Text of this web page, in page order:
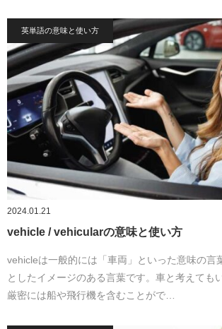
英単語の意味と使い方
2024.01.21
vehicle / vehicularの意味と使い方
vehicleは一般的には「車両」といった意味の言
としたイメージのある言葉です。車と考えても
厳密には船や飛行機を含むことがで…